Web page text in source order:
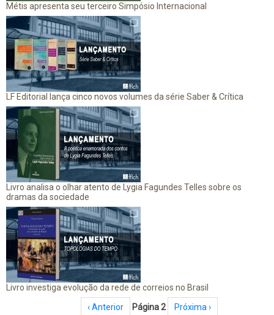
Métis apresenta seu terceiro Simpósio Internacional
LF Editorial lança cinco novos volumes da série Saber & Crítica
Livro analisa o olhar atento de Lygia Fagundes Telles sobre os
dramas da sociedade
Livro investiga evolução da rede de correios no Brasil
Página anterior
‹ Anterior Página 2 Próxima página
Próxima ›